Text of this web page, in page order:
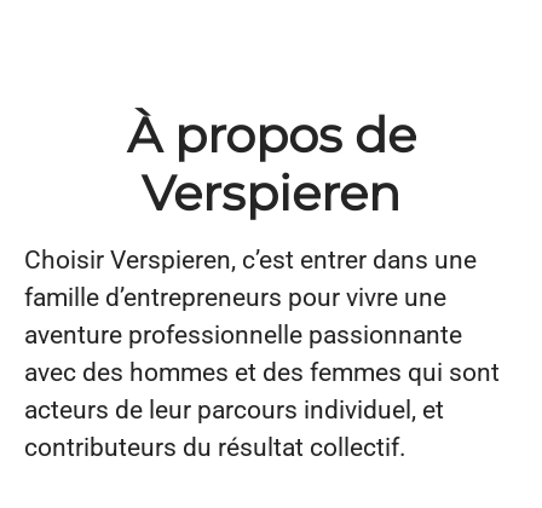
À propos de
Verspieren
Choisir Verspieren, c’est entrer dans une
famille d’entrepreneurs pour vivre une
aventure professionnelle passionnante
avec des hommes et des femmes qui sont
acteurs de leur parcours individuel, et
contributeurs du résultat collectif.